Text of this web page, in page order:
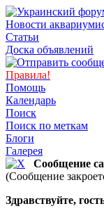
Новости
Статьи
Доска объявлений
Правила!
Помощь
Календарь
Поиск
Поиск по меткам
Блоги
Галерея
Сообщение
(Сообщение
Здравствуйте,